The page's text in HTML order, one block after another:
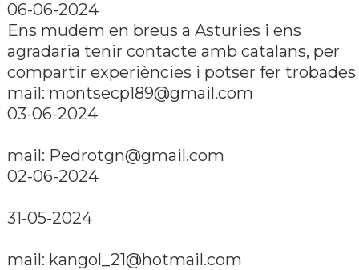
06-06-2024
Ens mudem en breus a Asturies i ens
agradaria tenir contacte amb catalans, per
compartir experiències i potser fer trobades
mail: montsecp189@gmail.com
03-06-2024
mail: Pedrotgn@gmail.com
02-06-2024
31-05-2024
mail: kangol_21@hotmail.com